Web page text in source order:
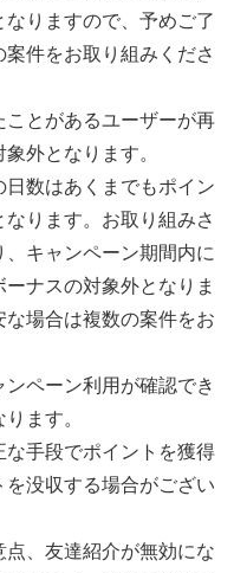
りますので、予めご了
件をお取り組みくださ
ことがあるユーザーが再
外となります。
日数はあくまでもポイン
なります。お取り組みさ
キャンペーン期間内に
ナスの対象外となりま
場合は複数の案件をお
ンペーン利用が確認でき
ます。
な手段でポイントを獲得
没収する場合がござい
点、友達紹介が無効にな